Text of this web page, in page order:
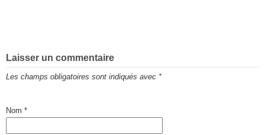
Laisser un commentaire
Les champs obligatoires sont indiqués avec *
Nom *